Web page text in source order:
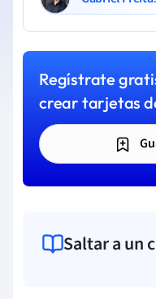
Regístrate
crear tarjetas
Saltar a un